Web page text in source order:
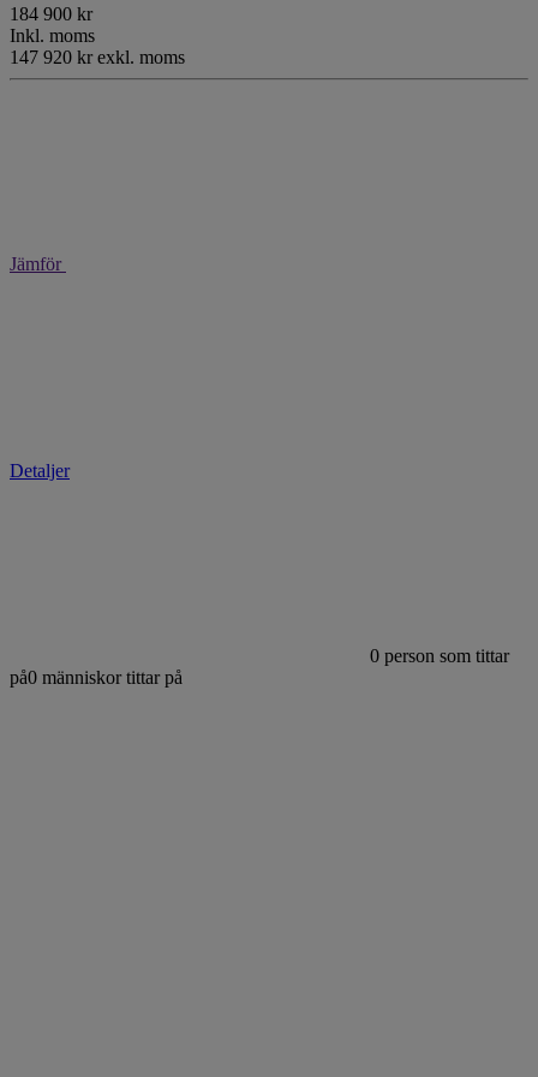
184 900 kr
Inkl. moms
147 920 kr exkl. moms
Jämför
Detaljer
0 person som tittar
på0 människor tittar på